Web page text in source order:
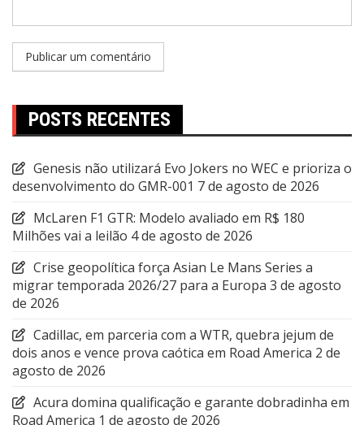
POSTS RECENTES
Genesis não utilizará Evo Jokers no WEC e prioriza o
desenvolvimento do GMR-001 7 de agosto de 2026
McLaren F1 GTR: Modelo avaliado em R$ 180
Milhões vai a leilão 4 de agosto de 2026
Crise geopolítica força Asian Le Mans Series a
migrar temporada 2026/27 para a Europa 3 de agosto
de 2026
Cadillac, em parceria com a WTR, quebra jejum de
dois anos e vence prova caótica em Road America 2 de
agosto de 2026
Acura domina qualificação e garante dobradinha em
Road America 1 de agosto de 2026